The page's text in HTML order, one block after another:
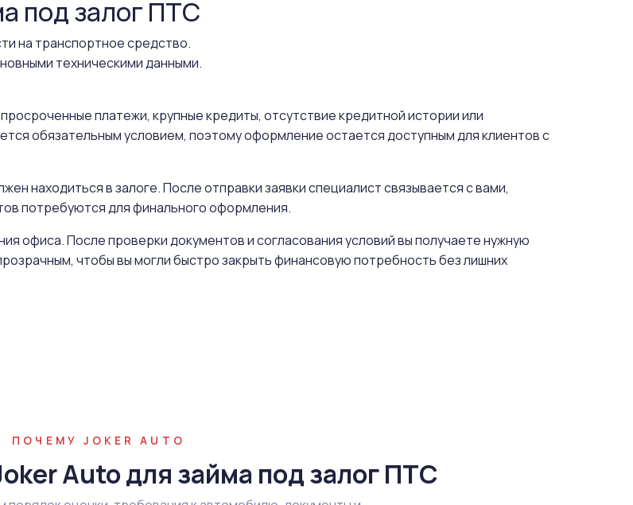
под залог ПТС
на транспортное средство.
техническими данными.
платежи, крупные кредиты, отсутствие кредитной истории или
обязательным условием, поэтому оформление остается доступным для клиентов с
находиться в залоге. После отправки заявки специалист связывается с вами,
потребуются для финального оформления.
офиса. После проверки документов и согласования условий вы получаете нужную
чтобы вы могли быстро закрыть финансовую потребность без лишних
ПОЧЕМУ JOKER AUTO
Auto для займа под залог ПТС